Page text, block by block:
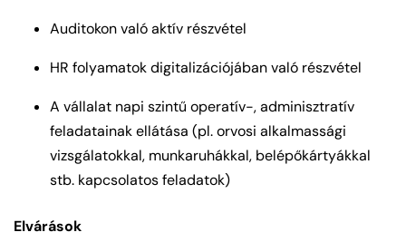
Auditokon való aktív részvétel
HR folyamatok digitalizációjában való részvétel
A vállalat napi szintű operatív-, adminisztratív
feladatainak ellátása (pl. orvosi alkalmassági
vizsgálatokkal, munkaruhákkal, belépőkártyákkal
stb. kapcsolatos feladatok)
Elvárások